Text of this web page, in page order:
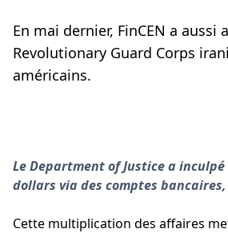
En mai dernier, FinCEN a
Revolutionary Guard Corps
américains.
Le Department of Justice a
dollars via des comptes
Cette multiplication des affaires